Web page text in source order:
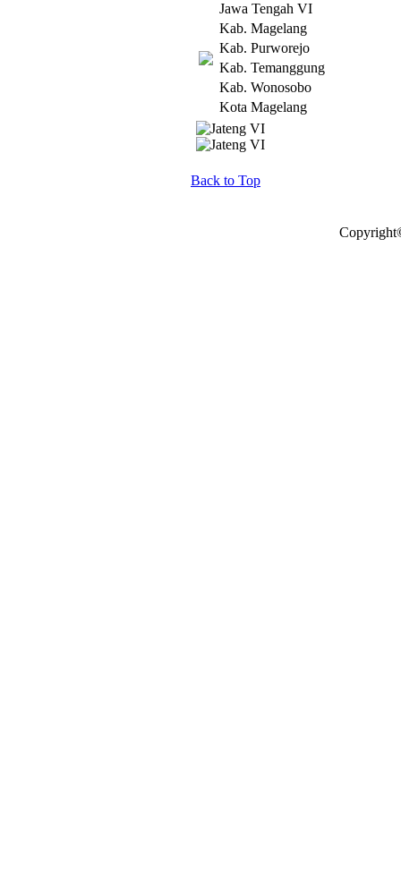
Jawa Tengah VI
Kab. Magelang
Kab. Purworejo
Kab. Temanggung
Kab. Wonosobo
Kota Magelang
Back to Top